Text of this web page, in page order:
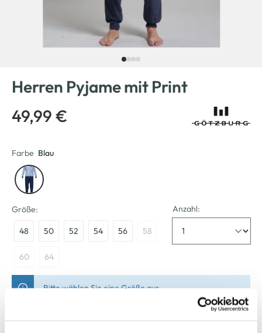
Herren Pyjame mit Print
49,99 €
Farbe Blau
Größe:
48 50 52 54 56 58
60 64
Anzahl:
Bitte wählen Sie eine Größe aus